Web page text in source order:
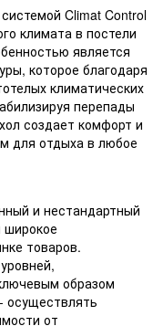
Climat Control
климата в постели
является
которое благодаря
климатических
перепады
создает комфорт и
для отдыха в любое
и нестандартный
широкое
товаров.
образом
осуществлять
от